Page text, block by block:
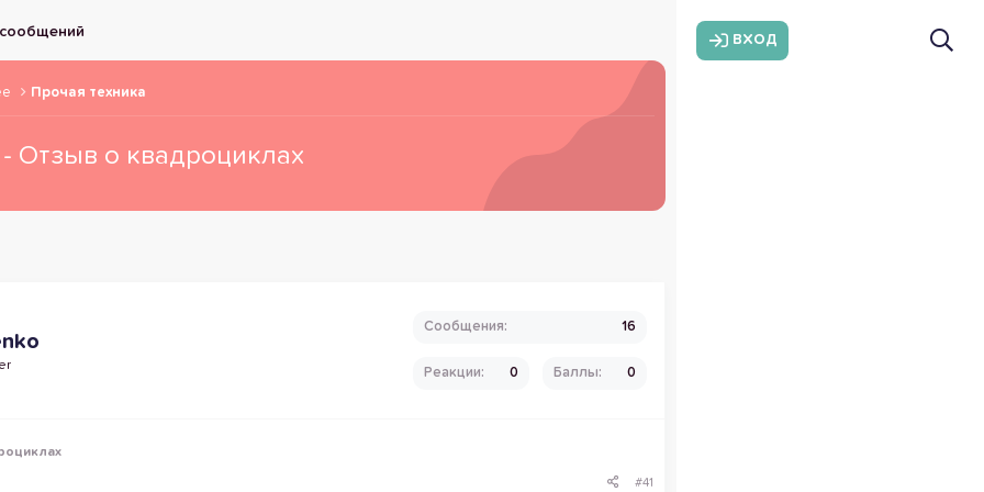
Прочая техника
Отзыв о квадроциклах
Сообщения 16
Реакции 0 Баллы 0
#41
ВХОД